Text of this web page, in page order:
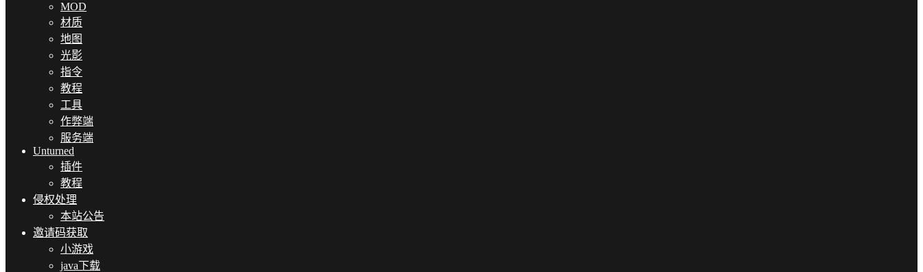
MOD
材质
地图
光影
指令
教程
工具
作弊端
服务端
Unturned
插件
教程
侵权处理
本站公告
邀请码获取
小游戏
java下载